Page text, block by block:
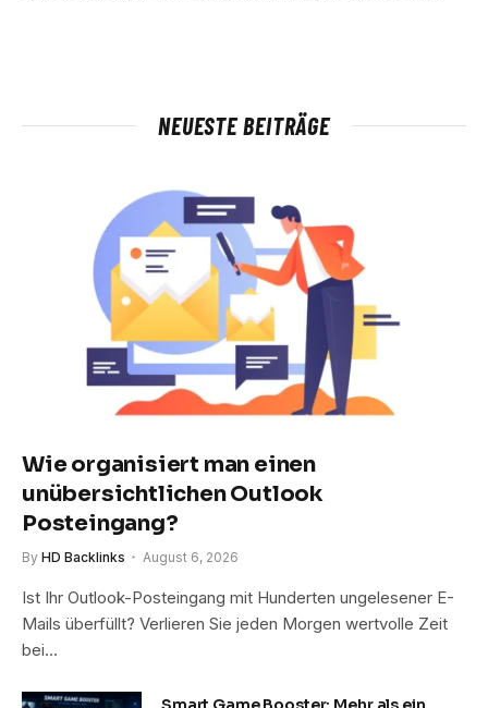
NEUESTE BEITRÄGE
Wie organisiert man einen
unübersichtlichen Outlook
Posteingang?
By HD Backlinks August 6, 2026
Ist Ihr Outlook-Posteingang mit Hunderten ungelesener E-
Mails überfüllt? Verlieren Sie jeden Morgen wertvolle Zeit
bei…